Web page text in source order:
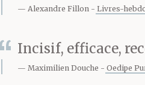
t’es parti en
un burn. T’as
allumé le
Alexandre Fillon Livres-
Incisif, efficace,
Maximilien Douche Oedipe